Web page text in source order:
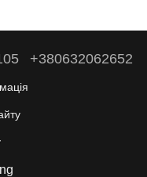
+380632062652